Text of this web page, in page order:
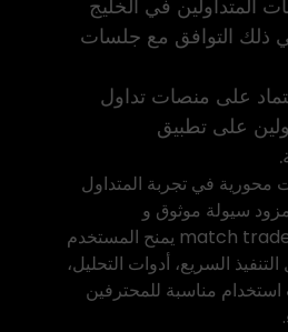
المتداولين في الخليج
ذلك التوافق مع جلسات
على منصات تداول
على تطبيق
محورية في تجربة المتداول
سيولة موثوق و
match يمنح المستخدم
السريع، أدوات التحليل،
استخدام مناسبة للمحترفين